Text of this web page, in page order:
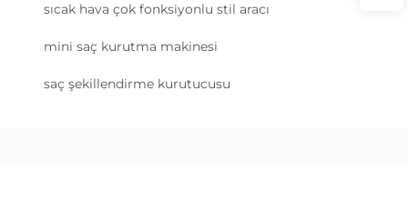
sıcak hava çok fonksiyonlu stil aracı
mini saç kurutma makinesi
saç şekillendirme kurutucusu